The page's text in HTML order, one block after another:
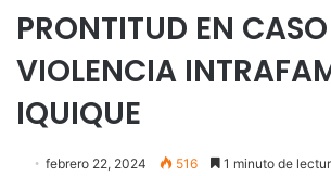
PRONTITUD EN
VIOLENCIA
IQUIQUE
febrero 22, 2024 516 1 minuto de